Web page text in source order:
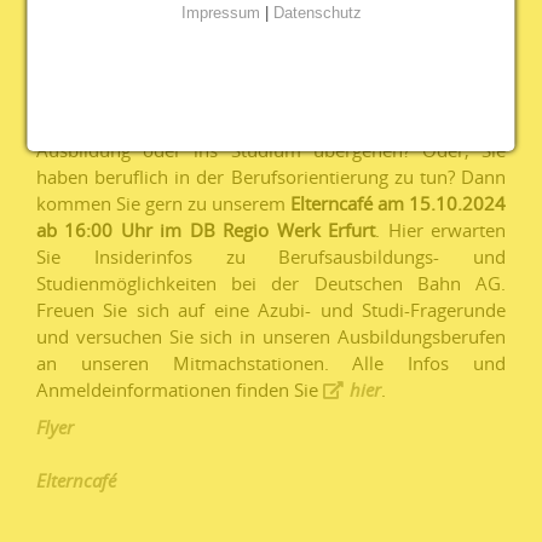
Infos und Anmeldeinformationen finden Sie
Ausbildung oder ins Studium übergehen? Oder, Sie
haben beruflich in der Berufsorientierung zu tun? Dann
kommen Sie gern zu unserem Elterncafé am 15.10.2024
ab 16:00 Uhr im DB Regio Werk Erfurt. Hier erwarten
Sie Insiderinfos zu Berufsausbildungs- und
Studienmöglichkeiten bei der Deutschen Bahn AG.
Freuen Sie sich auf eine Azubi- und Studi-Fragerunde
und versuchen Sie sich in unseren Ausbildungsberufen
an unseren Mitmachstationen. Alle Infos und
Anmeldeinformationen finden Sie
hier.
Flyer
Elterncafé
Impressum | Datenschutz